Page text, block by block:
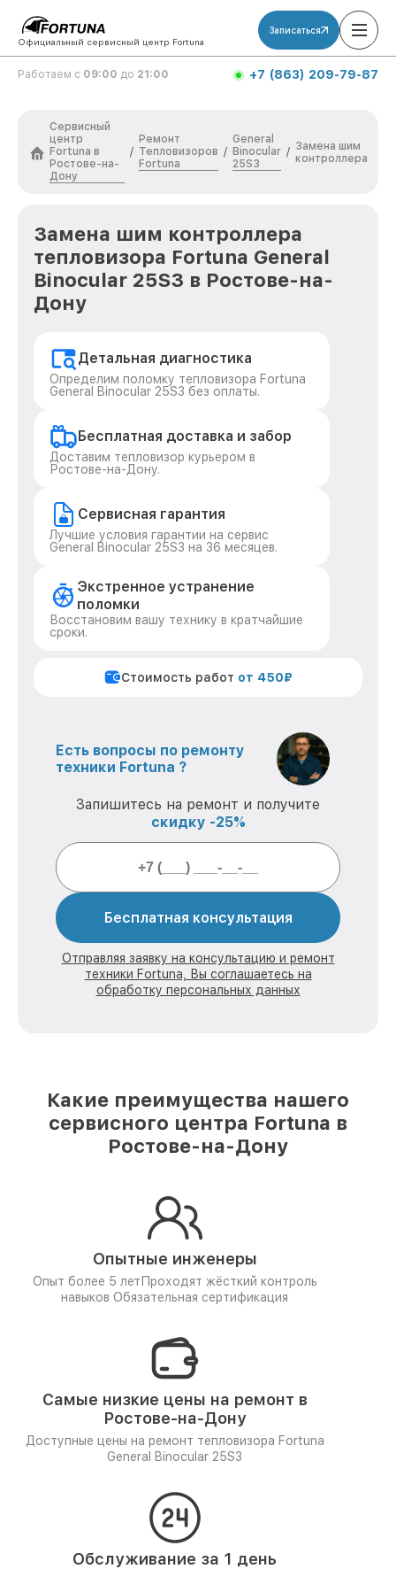
Официальный сервисный центр Fortuna
Записаться
Работаем с 09:00 до 21:00 +7 (863) 209-79-87
Сервисный
центр
Fortuna в
Ростове-на-
Дону
/
Ремонт
Тепловизоров
Fortuna
/
General
Binocular
25S3
/ Замена шим
контроллера
Замена шим контроллера
тепловизора Fortuna General
Binocular 25S3 в Ростове-на-
Дону
Детальная диагностика
Определим поломку тепловизора Fortuna
General Binocular 25S3 без оплаты.
Бесплатная доставка и забор
Доставим тепловизор курьером в
Ростове-на-Дону.
Сервисная гарантия
Лучшие условия гарантии на сервис
General Binocular 25S3 на 36 месяцев.
Экстренное устранение
поломки
Восстановим вашу технику в кратчайшие
сроки.
Стоимость работ от 450₽
Есть вопросы по ремонту
техники Fortuna ?
Запишитесь на ремонт и получите
скидку -25%
Бесплатная консультация
Отправляя заявку на консультацию и ремонт
техники Fortuna, Вы соглашаетесь на
обработку персональных данных
Какие преимущества нашего
сервисного центра Fortuna в
Ростове-на-Дону
Опытные инженеры
Опыт более 5 лет Проходят жёсткий контроль
навыков Обязательная сертификация
Самые низкие цены на ремонт в
Ростове-на-Дону
Доступные цены на ремонт тепловизора Fortuna
General Binocular 25S3
Обслуживание за 1 день